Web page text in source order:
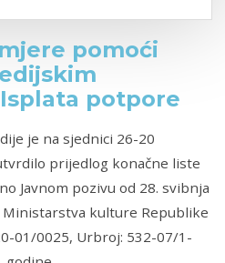
pomoći
potpore
je na sjednici 26-20
prijedlog konačne liste
Javnom pozivu od 28. svibnja
Ministarstva kulture Republike
01/0025, Urbroj: 532-07/1-